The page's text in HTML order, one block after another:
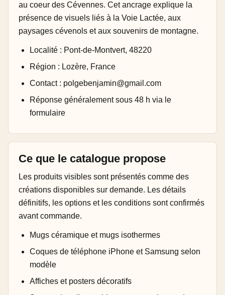
au coeur des Cévennes. Cet ancrage explique la
présence de visuels liés à la Voie Lactée, aux
paysages cévenols et aux souvenirs de montagne.
Localité : Pont-de-Montvert, 48220
Région : Lozère, France
Contact : polgebenjamin@gmail.com
Réponse généralement sous 48 h via le
formulaire
Ce que le catalogue propose
Les produits visibles sont présentés comme des
créations disponibles sur demande. Les détails
définitifs, les options et les conditions sont confirmés
avant commande.
Mugs céramique et mugs isothermes
Coques de téléphone iPhone et Samsung selon
modèle
Affiches et posters décoratifs